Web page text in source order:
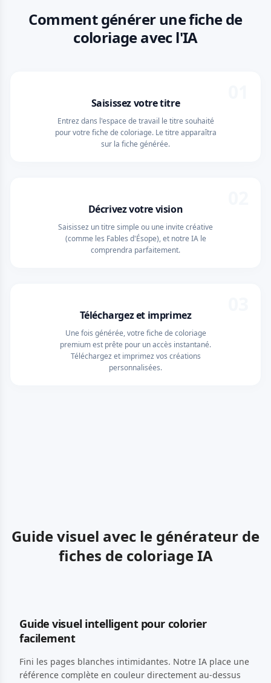
Comment générer une fiche de
coloriage avec l'IA
Saisissez votre titre
Entrez dans l'espace de travail le titre souhaité
pour votre fiche de coloriage. Le titre apparaîtra
sur la fiche générée.
Décrivez votre vision
Saisissez un titre simple ou une invite créative
(comme les Fables d'Ésope), et notre IA le
comprendra parfaitement.
Téléchargez et imprimez
Une fois générée, votre fiche de coloriage
premium est prête pour un accès instantané.
Téléchargez et imprimez vos créations
personnalisées.
Guide visuel avec le générateur de
fiches de coloriage IA
Guide visuel intelligent pour colorier
facilement
Fini les pages blanches intimidantes. Notre IA place une
référence complète en couleur directement au-dessus